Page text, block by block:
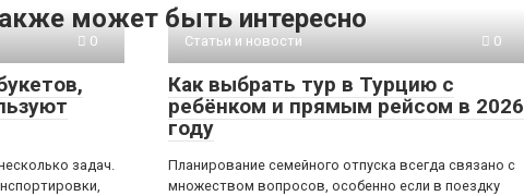
может быть интересно
0
задач.
Статьи и новости 0
Как выбрать тур в Турцию с
ребёнком и прямым рейсом в 2026
году
Планирование семейного отпуска всегда связано с
множеством вопросов, особенно если в поездку